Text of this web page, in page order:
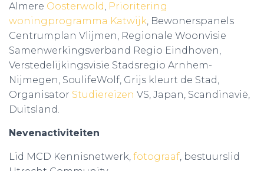
Almere Oosterwold, Prioritering
woningprogramma Katwijk, Bewonerspanels
Centrumplan Vlijmen, Regionale Woonvisie
Samenwerkingsverband Regio Eindhoven,
Verstedelijkingsvisie Stadsregio Arnhem-
Nijmegen, SoulifeWolf, Grijs kleurt de Stad,
Organisator Studiereizen VS, Japan, Scandinavië,
Duitsland.
Nevenactiviteiten
Lid MCD Kennisnetwerk, fotograaf, bestuurslid